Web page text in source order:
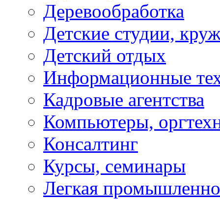
Деревообработка
Детские студии,
Детский отдых
Информационные
Кадровые агентства
Компьютеры,
Консалтинг
Курсы, семинары
Легкая